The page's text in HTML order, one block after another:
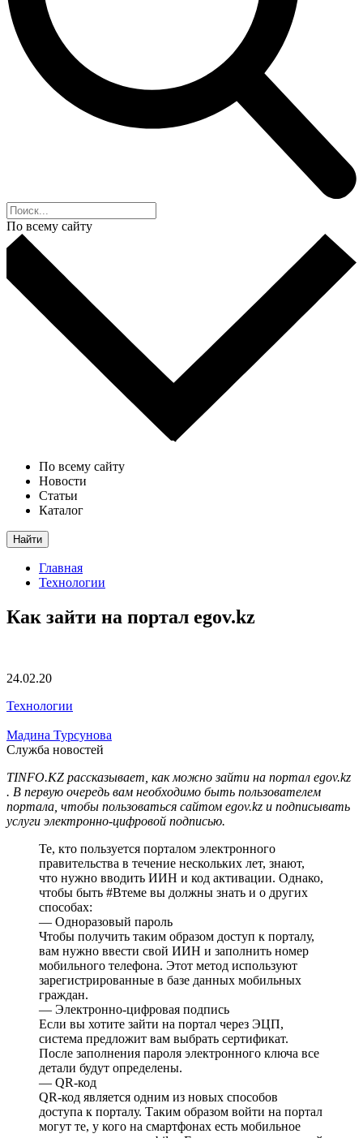
По всему сайту
По всему сайту
Новости
Статьи
Каталог
Найти
Главная
Технологии
Как зайти на портал egov.kz
24.02.20
Технологии
Мадина Турсунова
Служба новостей
TINFO.KZ рассказывает, как можно зайти на портал egov.kz
. В первую очередь вам необходимо быть пользователем
портала, чтобы пользоваться сайтом egov.kz и подписывать
услуги электронно-цифровой подписью.
Те, кто пользуется порталом электронного
правительства в течение нескольких лет, знают,
что нужно вводить ИИН и код активации. Однако,
чтобы быть #Втеме вы должны знать и о других
способах:
— Одноразовый пароль
Чтобы получить таким образом доступ к порталу,
вам нужно ввести свой ИИН и заполнить номер
мобильного телефона. Этот метод используют
зарегистрированные в базе данных мобильных
граждан.
— Электронно-цифровая подпись
Если вы хотите зайти на портал через ЭЦП,
система предложит вам выбрать сертификат.
После заполнения пароля электронного ключа все
детали будут определены.
— QR-код
QR-код является одним из новых способов
доступа к порталу. Таким образом войти на портал
могут те, у кого на смартфонах есть мобильное